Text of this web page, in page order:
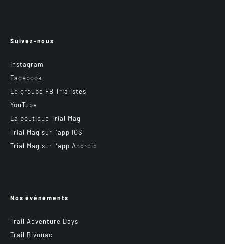
Suivez-nous
Instagram
Facebook
Le groupe FB Trialistes
YouTube
La boutique Trial Mag
Trial Mag sur l’app IOS
Trial Mag sur l’app Android
Nos événements
Trail Adventure Days
Trail Bivouac